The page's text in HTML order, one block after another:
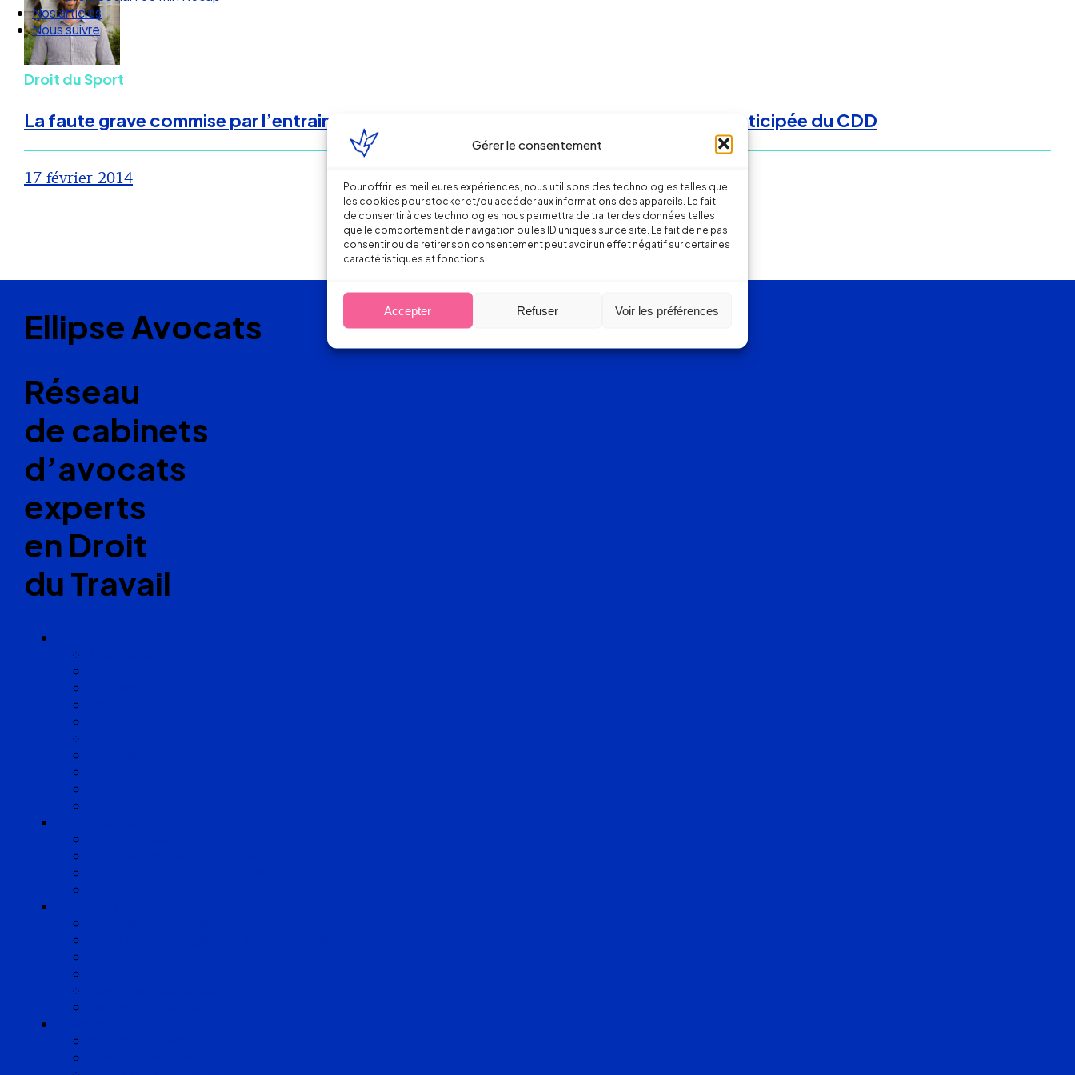
Gérer le consentement
Pour offrir les meilleures expériences, nous utilisons des technologies telles que
les cookies pour stocker et/ou accéder aux informations des appareils. Le fait
de consentir à ces technologies nous permettra de traiter des données telles
que le comportement de navigation ou les ID uniques sur ce site. Le fait de ne pas
consentir ou de retirer son consentement peut avoir un effet négatif sur certaines
caractéristiques et fonctions.
Accepter Refuser Voir les préférences
Nos articles
Nous suivre
Droit du Sport
La faute grave commise par l’entraineur de football professionnel justifie la rupture anticipée du CDD
17 février 2014
Ellipse Avocats
Réseau
de cabinets
d’avocats
experts
en Droit
du Travail